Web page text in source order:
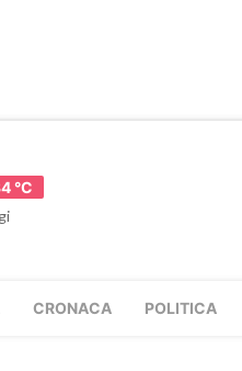
°C
CRONACA POLITICA